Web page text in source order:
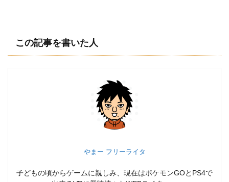
この記事を書いた人
やまー フリーライタ
子どもの頃からゲームに親しみ、現在はポケモンGOとPS4で